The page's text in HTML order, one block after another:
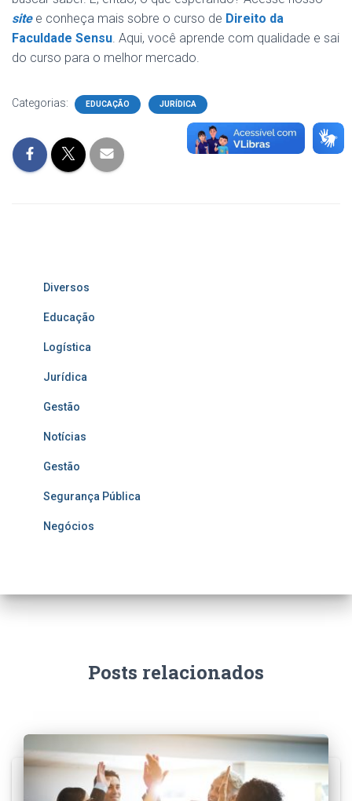
sitee conheça mais sobre o curso de Direito da
Faculdade Sensu. Aqui, você aprende com qualidade e sai
do curso para o melhor mercado.
Categorias: EDUCAÇÃO JURÍDICA
Diversos
Educação
Logística
Jurídica
Gestão
Notícias
Gestão
Segurança Pública
Negócios
Posts relacionados